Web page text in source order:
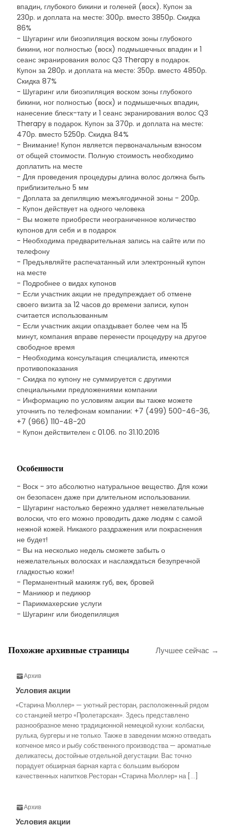
впадин, глубокого бикини и голеней (воск). Купон за
230р. и доплата на месте: 300р. вместо 3850р. Скидка
86%
- Шугаринг или биоэпиляция воском зоны глубокого
бикини, ног полностью (воск) подмышечных впадин и 1
сеанс экранирования волос Q3 Therapy в подарок.
Купон за 280р. и доплата на месте: 350р. вместо 4850р.
Скидка 87%
- Шугаринг или биоэпиляция воском зоны глубокого
бикини, ног полностью (воск) и подмышечных впадин,
нанесение блеск-тату и 1 сеанс экранирования волос Q3
Therapy в подарок. Купон за 370р. и доплата на месте:
470р. вместо 5250р. Скидка 84%
- Внимание! Купон является первоначальным взносом
от общей стоимости. Полную стоимость необходимо
доплатить на месте
- Для проведения процедуры длина волос должна быть
приблизительно 5 мм
- Доплата за депиляцию межъягодичной зоны - 200р.
- Купон действует на одного человека
- Вы можете приобрести неограниченное количество
купонов для себя и в подарок
- Необходима предварительная запись на сайте или по
телефону
- Предъявляйте распечатанный или электронный купон
на месте
- Подробнее о видах купонов
- Если участник акции не предупреждает об отмене
своего визита за 12 часов до времени записи, купон
считается использованным
- Если участник акции опаздывает более чем на 15
минут, компания вправе перенести процедуру на другое
свободное время
- Необходима консультация специалиста, имеются
противопоказания
- Скидка по купону не суммируется с другими
специальными предложениями компании
- Информацию по условиям акции вы также можете
уточнить по телефонам компании: +7 (499) 500-46-36,
+7 (966) 110-48-20
- Купон действителен с 01.06. по 31.10.2016
Особенности
- Воск - это абсолютно натуральное вещество. Для кожи
он безопасен даже при длительном использовании.
- Шугаринг настолько бережно удаляет нежелательные
волоски, что его можно проводить даже людям с самой
нежной кожей. Никакого раздражения или покраснения
не будет!
- Вы на несколько недель сможете забыть о
нежелательных волосках и наслаждаться безупречной
гладкостью кожи!
- Перманентный макияж губ, век, бровей
- Маникюр и педикюр
- Парикмахерские услуги
- Шугаринг или биодепиляция
Похожие архивные страницы Лучшее сейчас →
Архив
Условия акции
«Старина Мюллер» — уютный ресторан, расположенный рядом
со станцией метро «Пролетарская». Здесь представлено
разнообразное меню традиционной немецкой кухни: колбаски,
рулька, бургеры и не только. Также в заведении можно отведать
копченое мясо и рыбу собственного производства — ароматные
деликатесы, достойные отдельной дегустации. Вас точно
порадует обширная барная карта с большим выбором
качественных напитков.Ресторан «Старина Мюллер» на […]
Архив
Условия акции